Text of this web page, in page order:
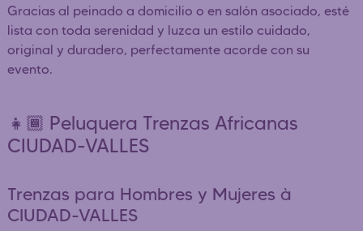
Gracias al peinado a domicilio o en salón asociado, esté
lista con toda serenidad y luzca un estilo cuidado,
original y duradero, perfectamente acorde con su
evento.
👧🏾 Peluquera Trenzas Africanas
CIUDAD-VALLES
Trenzas para Hombres y Mujeres à
CIUDAD-VALLES